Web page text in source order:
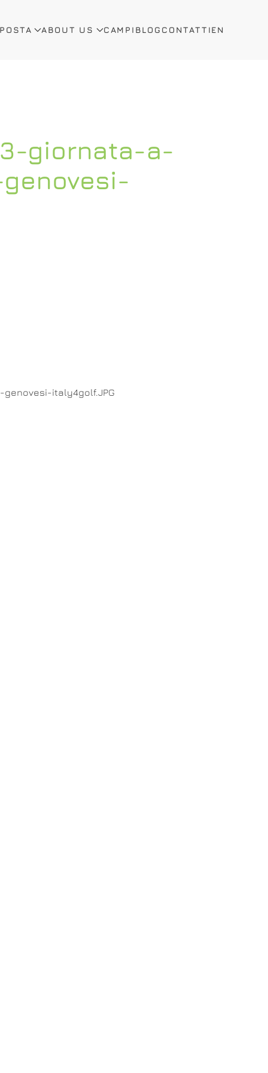
ABOUT US CAMPI BLOG CONTATTIEN
giornata-a-
italy4golf.JPG